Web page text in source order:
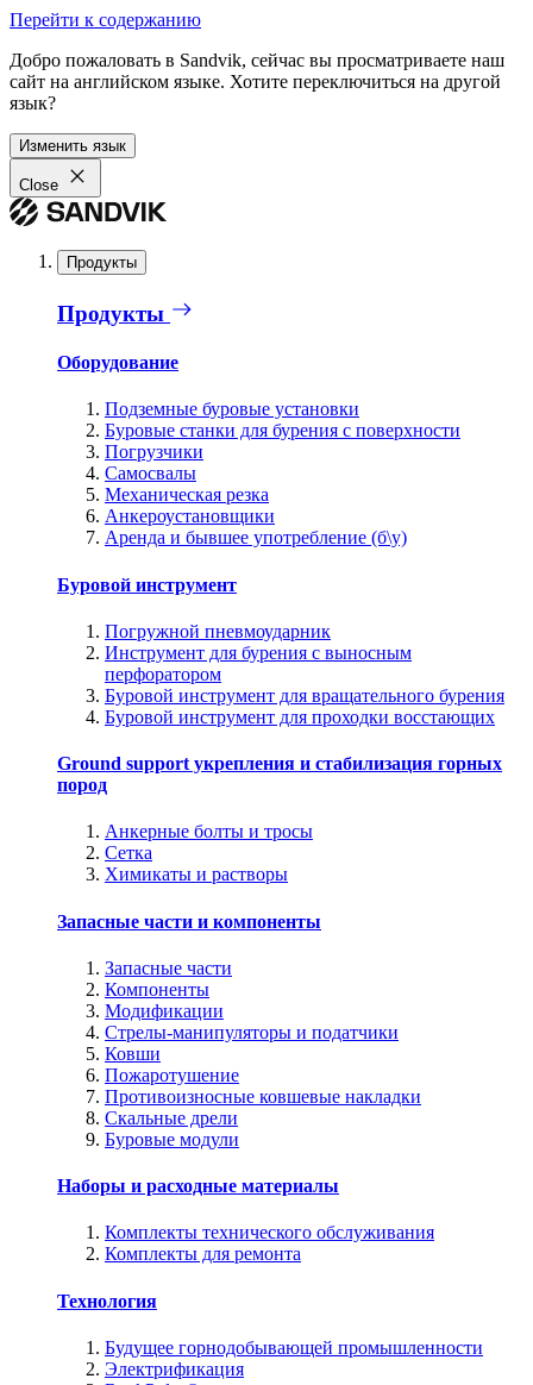
Перейти к содержанию
Добро пожаловать в Sandvik, сейчас вы просматриваете наш
сайт на английском языке. Хотите переключиться на другой
язык?
Изменить язык
Close
Продукты
Продукты
Оборудование
Подземные буровые установки
Буровые станки для бурения с поверхности
Погрузчики
Самосвалы
Механическая резка
Анкероустановщики
Аренда и бывшее употребление (б\у)
Буровой инструмент
Погружной пневмоударник
Инструмент для бурения с выносным
перфоратором
Буровой инструмент для вращательного бурения
Буровой инструмент для проходки восстающих
Ground support укрепления и стабилизация горных
пород
Анкерные болты и тросы
Сетка
Химикаты и растворы
Запасные части и компоненты
Запасные части
Компоненты
Модификации
Стрелы-манипуляторы и податчики
Ковши
Пожаротушение
Противоизносные ковшевые накладки
Скальные дрели
Буровые модули
Наборы и расходные материалы
Комплекты технического обслуживания
Комплекты для ремонта
Технология
Будущее горнодобывающей промышленности
Электрификация